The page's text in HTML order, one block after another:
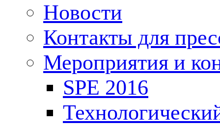
Новости
Контакты для
Мероприятия и
SPE 2016